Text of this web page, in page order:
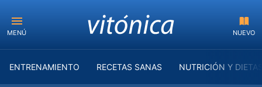
MENÚ NUEVO
ENTRENAMIENTO RECETAS SANAS NUTRICIÓN Y